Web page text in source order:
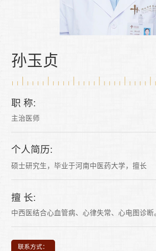
孙玉贞
职 称:
主治医师
个人简历:
硕士研究生，毕业于河南中医药大学，擅长
擅 长:
中西医结合心血管病、心律失常、心电图诊断
联系方式：